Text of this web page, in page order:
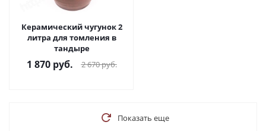
Керамический чугунок 2
литра для томления в
тандыре
1 870руб. 2 670руб.
Показать еще